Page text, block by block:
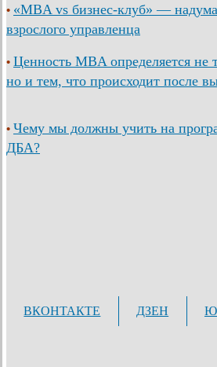
• «MBA vs бизнес-клуб» —
взрослого управленца
• Ценность MBA определяется не
но и тем, что происходит после
• Чему мы должны учить на
ДБА?
ВКОНТАКТЕ ДЗЕН